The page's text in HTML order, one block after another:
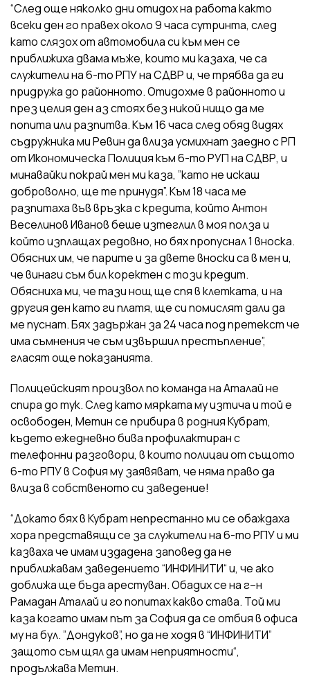
“След още няколко дни отидох на работа както
всеки ден го правех около 9 часа сутринта, след
като слязох от автомобила си към мен се
приближиха двама мъже, които ми казаха, че са
служители на 6-то РПУ на СДВР и, че трябва да ги
придружа до районното. Отидохме в районното и
през целия ден аз стоях без никой нищо да ме
попита или разпитва. Към 16 часа след обяд видях
съдружника ми Ревин да влиза усмихнат заедно с РП
от Икономическа Полиция към 6-то РУП на СДВР, и
минавайки покрай мен ми каза, ”като не искаш
доброволно, ще те принудя”. Към 18 часа ме
разпитаха във връзка с кредита, който Антон
Веселинов Иванов беше изтеглил в моя полза и
който изплащах редовно, но бях пропуснал 1 вноска.
Обясних им, че парите и за двете вноски са в мен и,
че винаги съм бил коректен с този кредит.
Обясниха ми, че тази нощ ще спя в клетката, и на
другия ден като ги платя, ще си помислят дали да
ме пуснат. Бях задържан за 24 часа под претекст че
има съмнения че съм извършил престъпление”,
гласят още показанията.
Полицейският произвол по команда на Аталай не
спира до тук. След като мярката му изтича и той е
освободен, Метин се прибира в родния Кубрат,
където ежедневно бива профилактиран с
телефонни разговори, в които полицаи от същото
6-то РПУ в София му заявяват, че няма право да
влиза в собственото си заведение!
“Докато бях в Кубрат непрестанно ми се обаждаха
хора представящи се за служители на 6-то РПУ и ми
казваха че имам издадена заповед да не
приближавам заведението “ИНФИНИТИ“ и, че ако
доближа ще бъда арестуван. Обадих се на г–н
Рамадан Аталай и го попитах какво става. Той ми
каза когато имам път за София да се отбия в офиса
му на бул. ”Дондуков”, но да не ходя в “ИНФИНИТИ”
защото съм щял да имам неприятности“,
продължава Метин.